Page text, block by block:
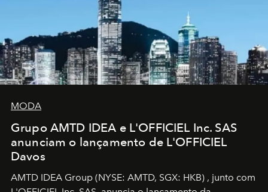
MODA
Grupo AMTD IDEA e L'OFFICIEL Inc. SAS
anunciam o lançamento de L'OFFICIEL
Davos
AMTD IDEA Group (NYSE: AMTD, SGX: HKB) , junto com